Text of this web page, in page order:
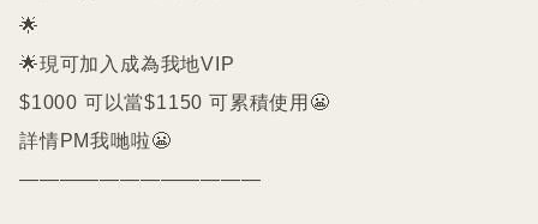
🌟
🌟現可加入成為我地VIP
$1000 可以當$1150 可累積使用😬
詳情PM我哋啦😬